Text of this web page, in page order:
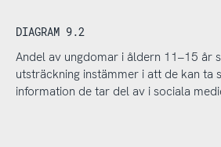
DIAGRAM 9.2
Andel av ungdomar i åldern 11–15 år
utsträckning instämmer i att de kan ta
information de tar del av i sociala